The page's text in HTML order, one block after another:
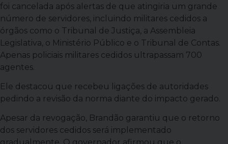
foi cancelada após alertas de que atingiria um grande
número de servidores, incluindo militares cedidos a
órgãos como o Tribunal de Justiça, a Assembleia
Legislativa, o Ministério Público e o Tribunal de Contas.
Apenas policiais militares cedidos ultrapassam 700
agentes.
Ele destacou que recebeu ligações de autoridades
pedindo a revisão da norma diante do impacto gerado.
Apesar da revogação, Brandão garantiu que o retorno
dos servidores cedidos será implementado